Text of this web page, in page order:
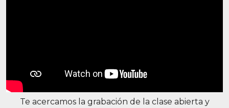
Te acercamos la grabación de la clase abierta y